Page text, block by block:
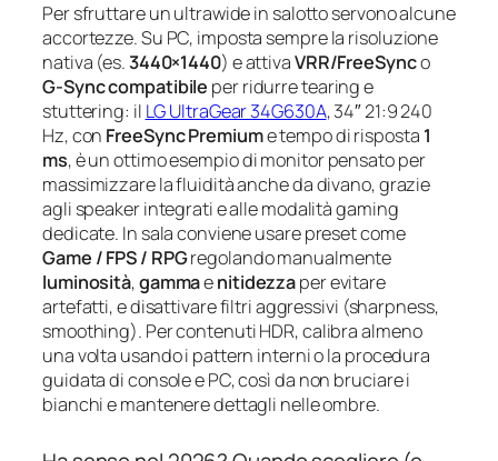
Per sfruttare un ultrawide in salotto servono alcune
accortezze. Su PC, imposta sempre la risoluzione
nativa (es.3440×1440) e attivaVRR/FreeSynco
G‑Sync compatibile per ridurre tearing e
stuttering: il LG UltraGear 34G630A, 34″ 21:9 240
Hz, con FreeSync Premiume tempo di risposta 1
ms, è un ottimo esempio di monitor pensato per
massimizzare la fluidità anche da divano, grazie
agli speaker integrati e alle modalità gaming
dedicate. In sala conviene usare preset come
Game / FPS / RPGregolando manualmente
luminosità,gammaenitidezzaper evitare
artefatti, e disattivare filtri aggressivi (sharpness,
smoothing). Per contenuti HDR, calibra almeno
una volta usando i pattern interni o la procedura
guidata di console e PC, così da non bruciare i
bianchi e mantenere dettagli nelle ombre.